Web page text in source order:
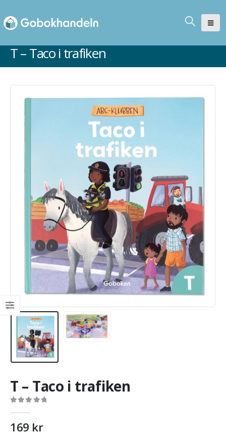
T – Taco i trafiken
T – Taco i trafiken
169 kr